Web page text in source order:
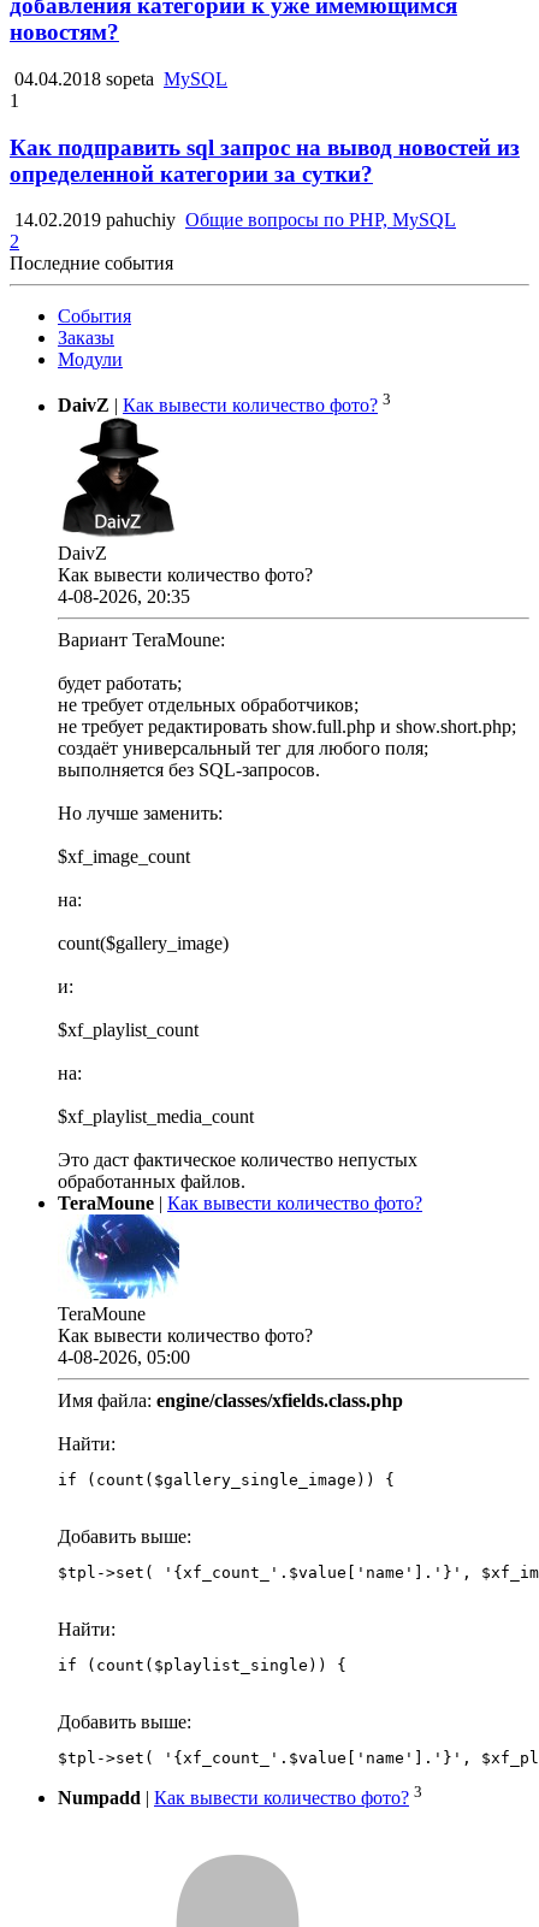
добавления категории к уже имемющимся
новостям?
04.04.2018 sopeta MySQL
1
Как подправить sql запрос на вывод новостей из
определенной категории за сутки?
14.02.2019 pahuchiy Общие вопросы по PHP, MySQL
2
Последние события
События
Заказы
Модули
DaivZ Как вывести количество фото? 3
DaivZ
Как вывести количество фото?
4-08-2026, 20:35
Вариант TeraMoune:
будет работать;
не требует отдельных обработчиков;
не требует редактировать show.full.php и show.short.php;
создаёт универсальный тег для любого поля;
выполняется без SQL-запросов.
Но лучше заменить:
$xf_image_count
на:
count($gallery_image)
и:
$xf_playlist_count
на:
$xf_playlist_media_count
Это даст фактическое количество непустых
обработанных файлов.
TeraMoune | Как вывести количество фото?
TeraMoune
Как вывести количество фото?
4-08-2026, 05:00
Имя файла: engine/classes/xfields.class.php
Найти:
if (count($gallery_single_image)) {
Добавить выше:
Найти:
if (count($playlist_single)) {
Добавить выше:
Numpadd | Как вывести количество фото? 3